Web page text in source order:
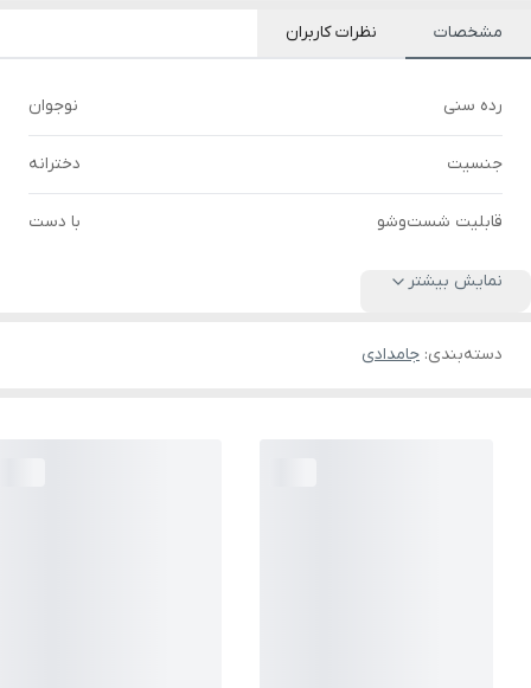
مشخصات نظرات کاربران
رده سنی نوجوان
جنسیت دخترانه
قابلیت شست‌وشو با دست
نمایش بیشتر
دسته‌بندی: جامدادی